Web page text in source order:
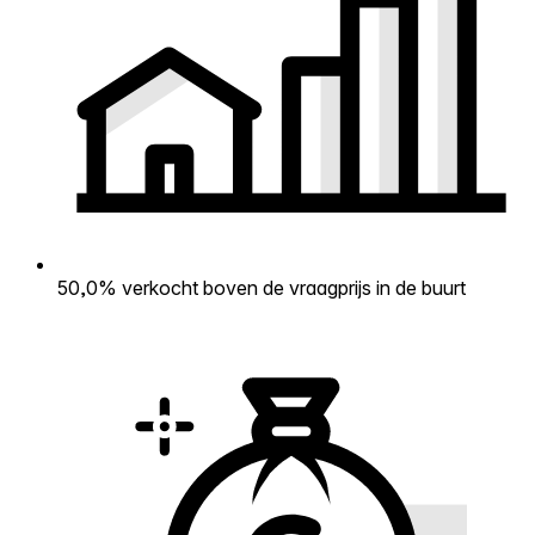
50,0% verkocht boven de vraagprijs in de buurt